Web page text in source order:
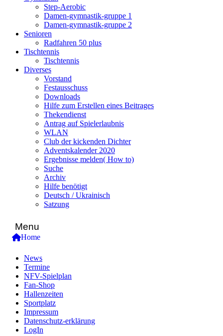
Step-Aerobic
Damen-gymnastik-gruppe 1
Damen-gymnastik-gruppe 2
Senioren
Radfahren 50 plus
Tischtennis
Tischtennis
Diverses
Vorstand
Festausschuss
Downloads
Hilfe zum Erstellen eines Beitrages
Thekendienst
Antrag auf Spielerlaubnis
WLAN
Club der kickenden Dichter
Adventskalender 2020
Ergebnisse melden( How to)
Suche
Archiv
Hilfe benötigt
Deutsch / Ukrainisch
Satzung
Menu
Home
News
Termine
NFV-Spielplan
Fan-Shop
Hallenzeiten
Sportplatz
Impressum
Datenschutz-erklärung
LogIn